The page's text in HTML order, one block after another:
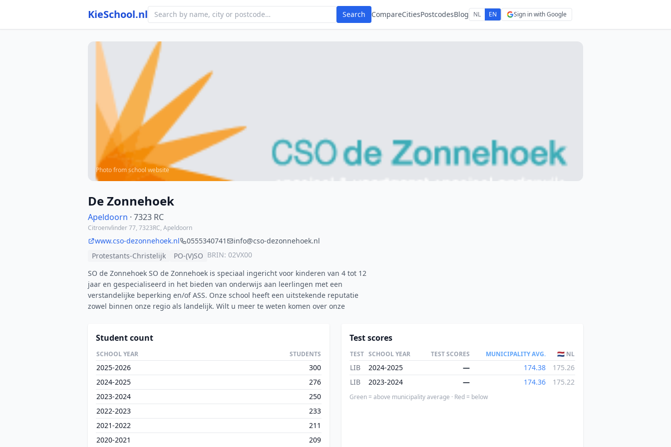
KieSchool.nl Search CompareCitiesPostcodesBlog NL EN Sign in with Google
Photo from school website
De Zonnehoek
Apeldoorn · 7323 RC
Citroenvlinder 77, 7323RC, Apeldoorn
www.cso-dezonnehoek.nl 0555340741
info@cso-dezonnehoek.nl
Protestants-Christelijk
PO-(V)SO BRIN: 02VX00
SO de Zonnehoek SO de Zonnehoek is speciaal ingericht voor kinderen van 4 tot 12
jaar en gespecialiseerd in het bieden van onderwijs aan leerlingen met een
verstandelijke beperking en/of ASS. Onze school heeft een uitstekende reputatie
zowel binnen onze regio als landelijk. Wilt u meer te weten komen over onze
Student count
SCHOOL YEAR STUDENTS
2025-2026
300
2024-2025
276
2023-2024
250
2022-2023
233
2021-2022
211
2020-2021
209
Test scores
TEST SCHOOL YEAR TEST SCORES MUNICIPALITY AVG. 🇳🇱 NL
LIB 2024-2025 — 174.38
175.26
LIB
2023-2024 — 174.36 175.22
Green = above municipality average · Red = below